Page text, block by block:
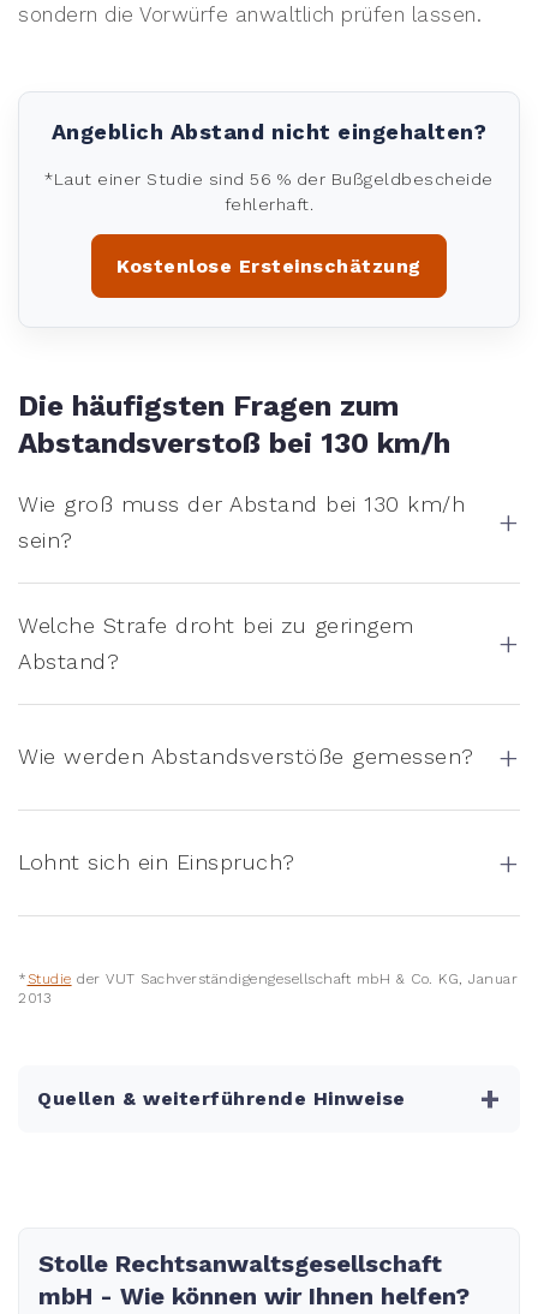
sondern die Vorwürfe anwaltlich prüfen lassen.
Angeblich Abstand nicht eingehalten?
*Laut einer Studie sind 56 % der Bußgeldbescheide
fehlerhaft.
Kostenlose Ersteinschätzung
Die häufigsten Fragen zum
Abstandsverstoß bei 130 km/h
Wie groß muss der Abstand bei 130 km/h
sein?
+
Welche Strafe droht bei zu geringem
Abstand?
+
Wie werden Abstandsverstöße gemessen? +
Lohnt sich ein Einspruch? +
* Studie der VUT Sachverständigengesellschaft mbH & Co. KG, Januar
2013
Quellen & weiterführende Hinweise +
Stolle Rechtsanwaltsgesellschaft
mbH - Wie können wir Ihnen helfen?